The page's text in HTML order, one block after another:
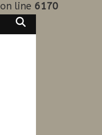
on line 6170